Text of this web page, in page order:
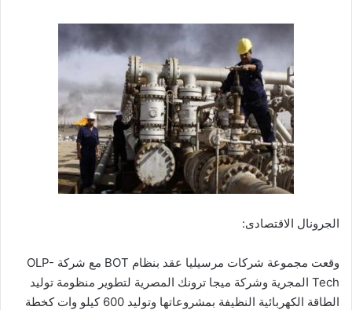
الجرونال الاقتصادى:
وقعت مجموعة شركات مرسيليا عقد بنظام BOT مع شركة OLP-
Tech المجرية وشركة ميجا ترونك المصرية لتطوير منظومة توليد
الطاقة الكهربائية النظيفة بمشروعاتها وتوليد 600 كيلو وات كخطة